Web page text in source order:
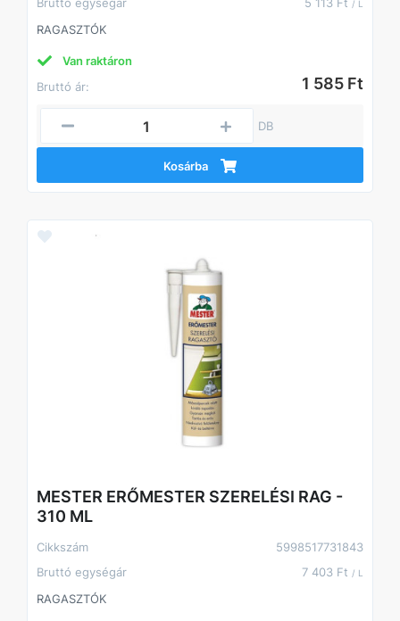
Bruttó egységár
5 113 Ft / L
RAGASZTÓK
Van raktáron
Bruttó ár:
1 585 Ft
DB
Kosárba
MESTER ERŐMESTER SZERELÉSI RAG -
310 ML
Cikkszám
5998517731843
Bruttó egységár
7 403 Ft / L
RAGASZTÓK